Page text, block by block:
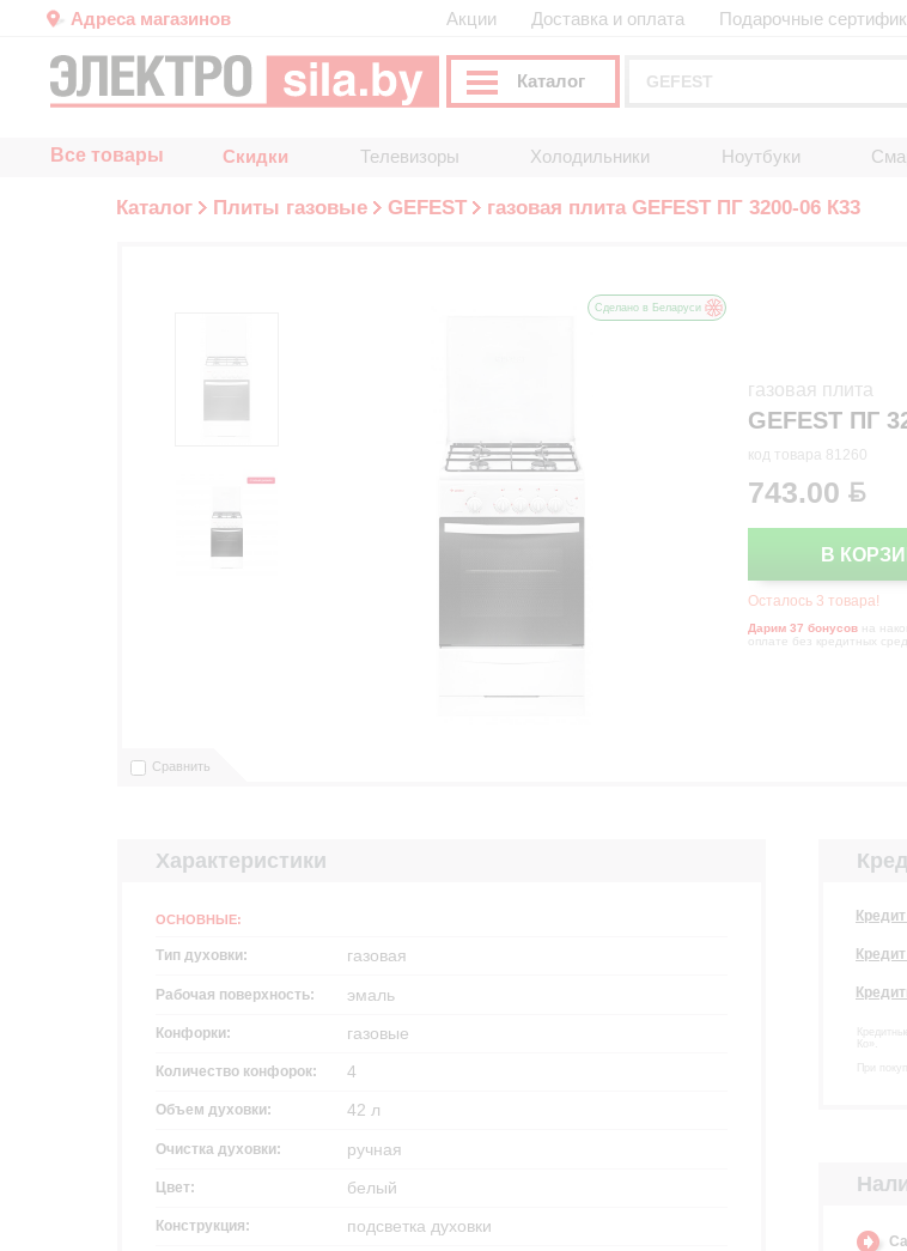
Адреса магазинов Акции Доставка и оплата Подарочные
Каталог
Все товары Скидки Телевизоры Холодильники Ноутбуки
Каталог Плиты газовые GEFEST газовая плита GEFEST ПГ 3200-06 К33
Сделано в Беларуси
газовая плита
GEFEST ПГ
код товара 81260
743.00
В
Осталось 3 товара!
Дарим 37 бонусов на
оплате без кредитных
Сравнить
Характеристики
ОСНОВНЫЕ:
Тип духовки: газовая
Рабочая поверхность: эмаль
Конфорки: газовые
Количество конфорок: 4
Объем духовки: 42 л
Очистка духовки: ручная
Цвет: белый
Конструкция: подсветка духовки
Кредит
Ко».
При